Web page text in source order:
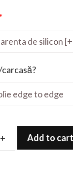
*
Folie
+ Add to cart